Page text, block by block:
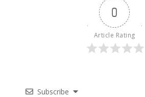
0
Article Rating
Subscribe